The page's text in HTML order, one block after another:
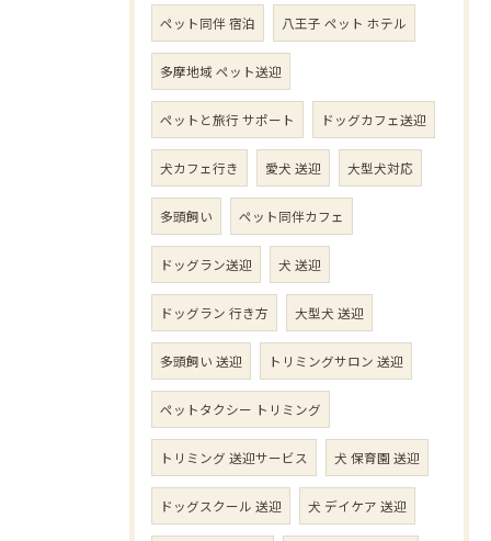
ペット同伴 宿泊 八王子 ペット ホテル
多摩地域 ペット送迎
ペットと旅行 サポート ドッグカフェ送迎
犬カフェ行き 愛犬 送迎 大型犬対応
多頭飼い ペット同伴カフェ
ドッグラン送迎 犬 送迎
ドッグラン 行き方 大型犬 送迎
多頭飼い 送迎 トリミングサロン 送迎
ペットタクシー トリミング
トリミング 送迎サービス 犬 保育園 送迎
ドッグスクール 送迎 犬 デイケア 送迎